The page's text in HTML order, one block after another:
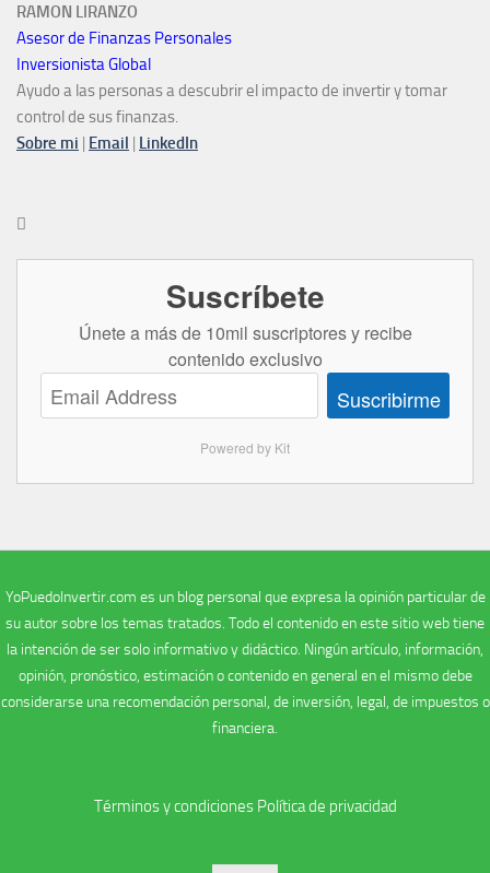
RAMON LIRANZO
Asesor de Finanzas Personales
Inversionista Global
Ayudo a las personas a descubrir el impacto de invertir y tomar
control de sus finanzas.
Sobre mi | Email | LinkedIn

Suscríbete
Únete a más de 10mil suscriptores y recibe
contenido exclusivo
Suscribirme
Powered by Kit
YoPuedoInvertir.com es un blog personal que expresa la opinión particular de
su autor sobre los temas tratados. Todo el contenido en este sitio web tiene
la intención de ser solo informativo y didáctico. Ningún artículo, información,
opinión, pronóstico, estimación o contenido en general en el mismo debe
considerarse una recomendación personal, de inversión, legal, de impuestos o
financiera.
Términos y condiciones Política de privacidad